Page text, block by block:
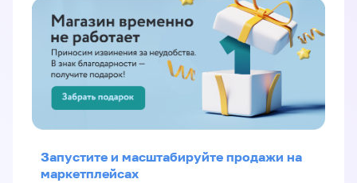
Запустите и масштабируйте продажи на
маркетплейсах